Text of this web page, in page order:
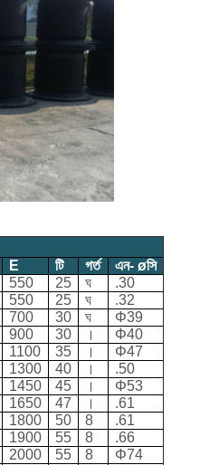
E টি গর্ত
এন- øসি
550 25 ঘ
.30
550 25 ঘ
.32
700 30 ঘ
Φ39
900 30 ।
Φ40
1100 35 ।
Φ47
1300 40 ।
.50
1450 45 ।
Φ53
1650 47 ।
.61
1800 50 8
.61
1900 55 8
.66
2000 55 8
Φ74